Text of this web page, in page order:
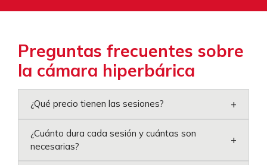
Preguntas frecuentes sobre
la cámara hiperbárica
¿Qué precio tienen las sesiones? +
¿Cuánto dura cada sesión y cuántas son
necesarias?
+